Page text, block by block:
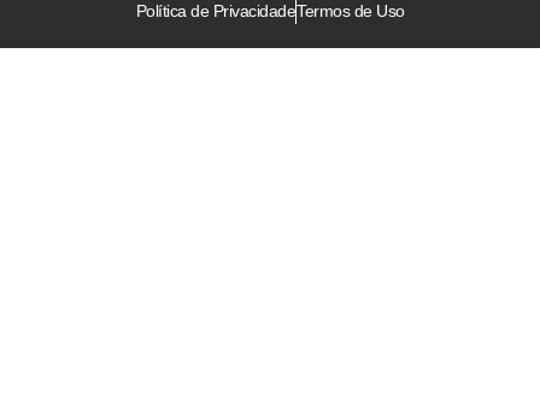
Política de PrivacidadeTermos de Uso